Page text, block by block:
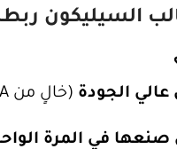
السيليكون
الجودة (خالٍ من BPA)، وهو آمن للاستخدام مع الطعام ومقاوم للحرارة.
في المرة